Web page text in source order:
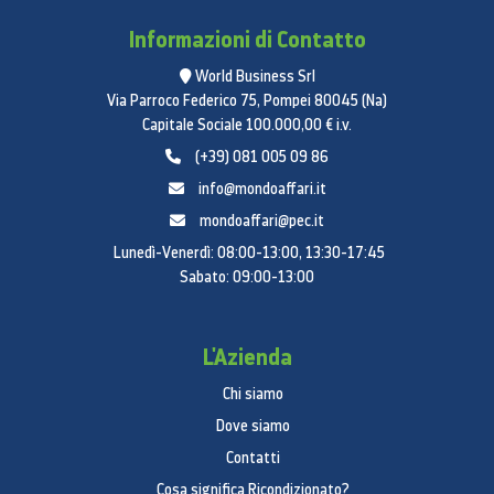
contenuti personalizzati che ti aspettano.
Potente processore
Quad Core per
prestazioni più veloci
Grazie a un potente processore Quad Core, il tuo
Smart TV Samsung offre prestazioni potenziate.
veloci oltre a un’interazione più fluida. Grazie a tutta
questa potenza, la tua esperienza di
intrattenimento sarà molto più fruibile, con minori
Informazioni di Contatto
World Business Srl
Via Parroco Federico 75, Pompei 80045 (Na)
Capitale Sociale 100.000,00 € i.v.
(+39) 081 005 09 86
info@mondoaffari.it
mondoaffari@pec.it
Lunedì-Venerdì: 08:00-13:00, 13:30-17:45
Sabato: 09:00-13:00
L'Azienda
Chi siamo
Dove siamo
Contatti
Cosa significa Ricondizionato?